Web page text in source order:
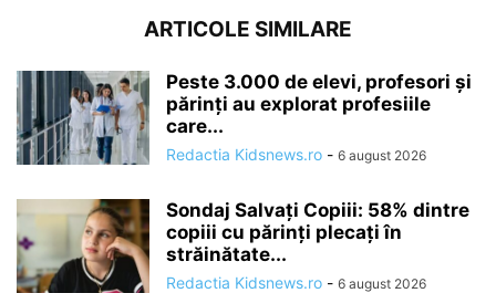
ARTICOLE SIMILARE
Peste 3.000 de elevi, profesori și
părinți au explorat profesiile
care...
Redactia Kidsnews.ro - 6 august 2026
Sondaj Salvați Copiii: 58% dintre
copiii cu părinți plecați în
străinătate...
Redactia Kidsnews.ro - 6 august 2026